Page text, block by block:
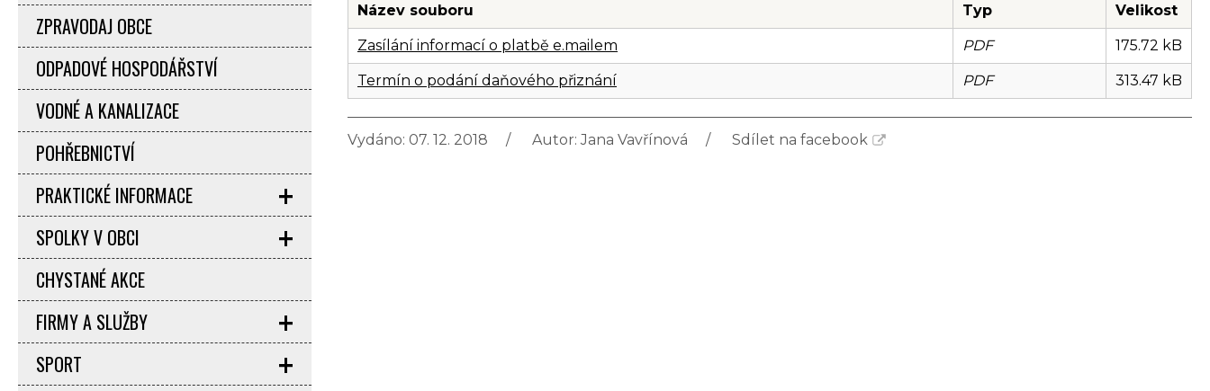
Název souboru Typ Velikost
Zasílání informací o platbě e.mailem PDF 175.72 kB
Termín o podání daňového přiznání PDF 313.47 kB
Vydáno: 07. 12. 2018 Autor:Jana Vavřínová Sdílet na facebook
ZPRAVODAJ OBCE
ODPADOVÉ HOSPODÁŘSTVÍ
VODNÉ A KANALIZACE
POHŘEBNICTVÍ
PRAKTICKÉ INFORMACE
SPOLKY V OBCI
CHYSTANÉ AKCE
FIRMY A SLUŽBY
SPORT